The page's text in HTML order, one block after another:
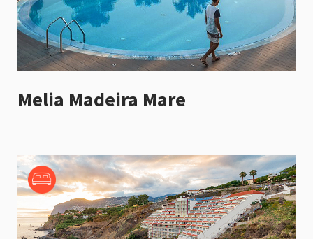
Melia Madeira Mare